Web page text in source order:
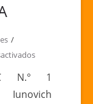
en
CAPITALISTA
N.° 1
Iunovich